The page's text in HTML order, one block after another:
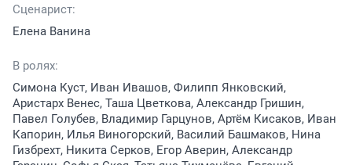
Сценарист:
Елена Ванина
В ролях:
Симона Куст, Иван Ивашов, Филипп Янковский,
Аристарх Венес, Таша Цветкова, Александр Гришин,
Павел Голубев, Владимир Гарцунов, Артём Кисаков, Иван
Капорин, Илья Виногорский, Василий Башмаков, Нина
Гизбрехт, Никита Серков, Егор Аверин, Александр